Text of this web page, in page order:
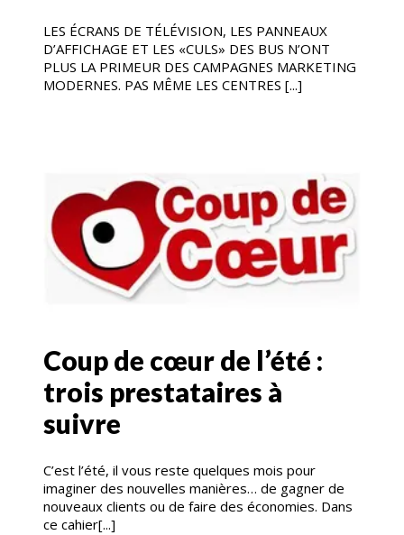
LES ÉCRANS DE TÉLÉVISION, LES PANNEAUX
D’AFFICHAGE ET LES «CULS» DES BUS N’ONT
PLUS LA PRIMEUR DES CAMPAGNES MARKETING
MODERNES. PAS MÊME LES CENTRES [...]
Coup de cœur de l’été :
trois prestataires à
suivre
C’est l’été, il vous reste quelques mois pour
imaginer des nouvelles manières… de gagner de
nouveaux clients ou de faire des économies. Dans
ce cahier[...]